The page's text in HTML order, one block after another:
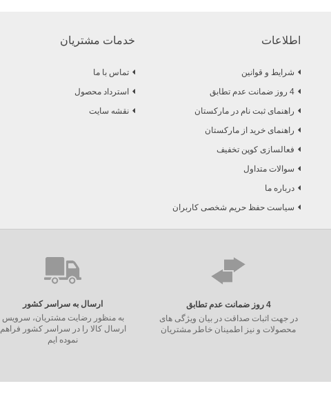
اطلاعات
شرایط و قوانین
4 روز ضمانت عدم تطابق
راهنمای ثبت نام در مارکستان
راهنمای خرید از مارکستان
فعالسازی کوپن تخفیف
سوالات متداول
درباره ما
سیاست حفظ حریم شخصی کاربران
خدمات مشتریان
تماس با ما
استرداد محصول
نقشه سایت
ارسال به سراسر کشور
به منظور رضایت مشتریان، سرویس
ارسال کالا را در سراسر کشور فراهم
نموده ایم
4 روز ضمانت عدم تطابق
در جهت اثبات صداقت در بیان ویژگی های
محصولات و نیز اطمینان خاطر مشتریان